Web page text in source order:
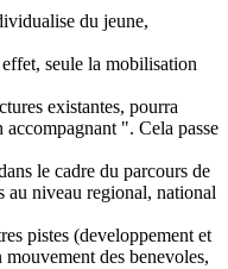
du jeune,
seule la mobilisation
existantes, pourra
". Cela passe
le cadre du parcours de
au niveau regional, national
pistes (developpement et
des benevoles,